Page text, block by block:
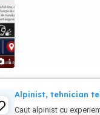
1
Alpinist, tehnician
Caut alpinist cu